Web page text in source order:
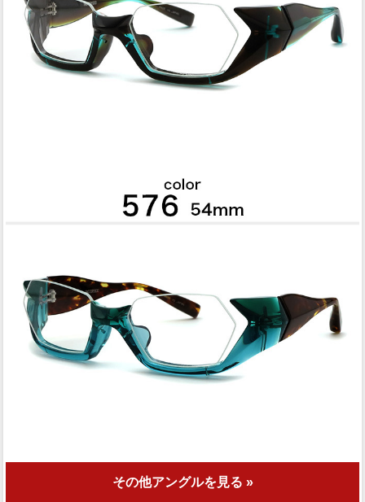
その他アングルを見る »